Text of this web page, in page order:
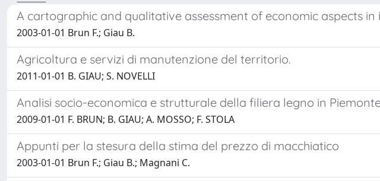
A cartographic and qualitative assessment of economic aspects
2003-01-01 Brun F.; Giau B.
Agricoltura e servizi di manutenzione del territorio.
2011-01-01 B. GIAU; S. NOVELLI
Analisi socio-economica e strutturale della filiera legno in
2009-01-01 F. BRUN; B. GIAU; A. MOSSO; F. STOLA
Appunti per la stesura della stima del prezzo di macchiatico
2003-01-01 Brun F.; Giau B.; Magnani C.